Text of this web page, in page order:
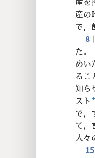
産の
で，
8
た。
めい
るこ
知ら
スト +
で，
て，
人々
15